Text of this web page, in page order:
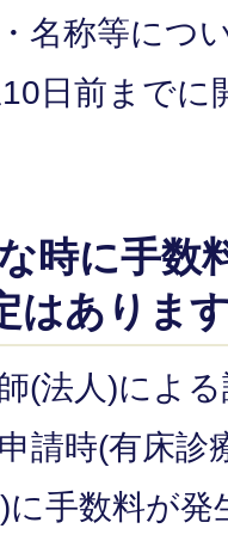
名称等につ
日前までに
時に手数
はありま
(法人)によ
請時(有床診
手数料が